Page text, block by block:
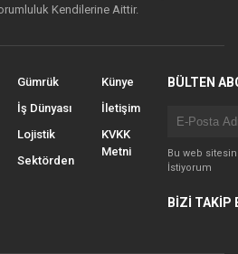
Kendilerine Aittir.
Gümrük
İş Dünyası
Lojistik
Sektörden
Künye
İletişim
KVKK
Metni
BÜLTEN
Bu web
İstiyorum
BİZİ TAKİP